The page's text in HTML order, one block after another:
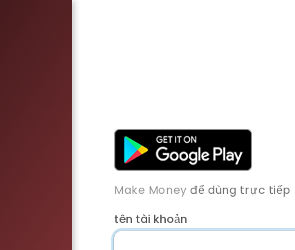
Make Money để dùng trực tiếp
tên tài khoản